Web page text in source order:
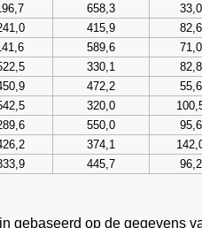
658,3 33,0
415,9 82,6
589,6 71,0
330,1 82,8
472,2 55,6
320,0
550,0 95,6
374,1
445,7 96,2
gebaseerd op de gegevens